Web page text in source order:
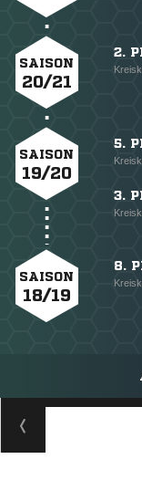
SAISON
20/21
2.
SAISON
19/20
5.
3.
SAISON
18/19
8.